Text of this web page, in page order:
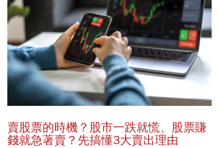
賣股票的時機？股市一跌就慌、股票賺
錢就急著賣？先搞懂3大賣出理由